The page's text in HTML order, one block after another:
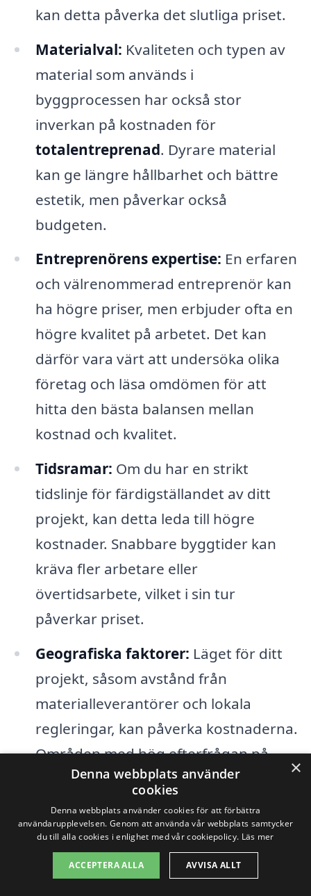
kan detta påverka det slutliga priset.
Materialval: Kvaliteten och typen av
material som används i
byggprocessen har också stor
inverkan på kostnaden för
totalentreprenad. Dyrare material
kan ge längre hållbarhet och bättre
estetik, men påverkar också
budgeten.
Entreprenörens expertise: En erfaren
och välrenommerad entreprenör kan
ha högre priser, men erbjuder ofta en
högre kvalitet på arbetet. Det kan
därför vara värt att undersöka olika
företag och läsa omdömen för att
hitta den bästa balansen mellan
kostnad och kvalitet.
Tidsramar: Om du har en strikt
tidslinje för färdigställandet av ditt
projekt, kan detta leda till högre
kostnader. Snabbare byggtider kan
kräva fler arbetare eller
övertidsarbete, vilket i sin tur
påverkar priset.
Geografiska faktorer: Läget för ditt
projekt, såsom avstånd från
materialleverantörer och lokala
regleringar, kan påverka kostnaderna.
Områden med hög efterfrågan på
entreprenadtjänster kan också
uppleva högre priser.
Genom att noggrant överväga dessa
faktorer och diskutera dem med
×
Denna webbplats använder
cookies
Denna webbplats använder cookies för att förbättra
användarupplevelsen. Genom att använda vår webbplats samtycker
du till alla cookies i enlighet med vår cookiepolicy. Läs mer
ACCEPTERA ALLA AVVISA ALLT